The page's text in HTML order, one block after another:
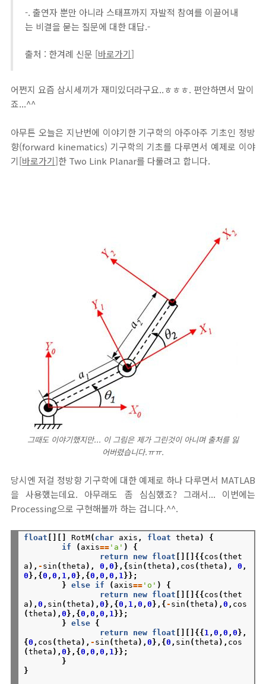
-. 출연자 뿐만 아니라 스태프까지 자발적 참여를 이끌어내
는 비결을 묻는 질문에 대한 대답.-
출처 : 한겨례 신문 [바로가기]
어쩐지 요즘 삼시세끼가 재미있더라구요..ㅎㅎㅎ. 편안하면서 말이
죠...^^
아무튼 오늘은 지난번에 이야기한 기구학의 아주아주 기초인 정방
향(forward kinematics) 기구학의 기초를 다루면서 예제로 이야
기[바로가기]한 Two Link Planar를 다룰려고 합니다.
그때도 이야기했지만... 이 그림은 제가 그린것이 아니며 출처를 잃
어버렸습니다.ㅠㅠ.
당시엔 저걸 정방향 기구학에 대한 예제로 하나 다루면서 MATLAB
을 사용했는데요. 아무래도 좀 심심했죠? 그래서... 이번에는
Processing으로 구현해볼까 하는 겁니다.^^.
float RotM( char axis , float theta )
{
if
( axis== 'a' )
{
return
new float [][]{{ cos (thet
a ), - sin (theta ), 0 ,0 },{ sin (theta ), cos (theta ), 0 ,
0 },{0 ,0 , 1 ,0 },{0 ,0 ,0 , 1 }};
}
else if ( axis== 'o' )
{
return
new float [][]{{ cos (thet
a ),0 , sin (theta ),0 },{0 , 1 ,0 ,0 },{ - sin (theta ),0 , cos
(theta ),0 },{0 ,0 ,0 , 1 }};
}
else {
return
new float [][]{{ 1 ,0 ,0 ,0 },
{0 , cos (theta ), - sin (theta ),0 },{0 , sin (theta ), cos
(theta ),0 },{0 ,0 ,0 , 1 }};
}
}